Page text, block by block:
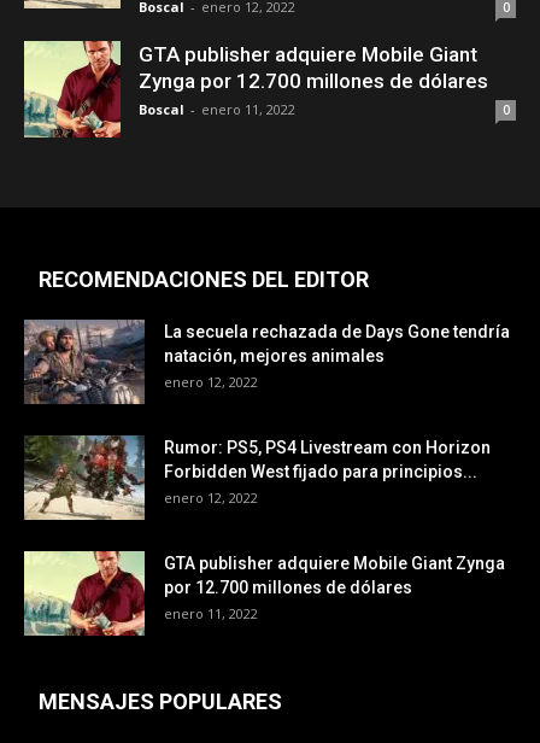
Boscal - enero 12, 2022 0
GTA publisher adquiere Mobile Giant
Zynga por 12.700 millones de dólares
Boscal - enero 11, 2022 0
RECOMENDACIONES DEL EDITOR
La secuela rechazada de Days Gone tendría
natación, mejores animales
enero 12, 2022
Rumor: PS5, PS4 Livestream con Horizon
Forbidden West fijado para principios...
enero 12, 2022
GTA publisher adquiere Mobile Giant Zynga
por 12.700 millones de dólares
enero 11, 2022
MENSAJES POPULARES